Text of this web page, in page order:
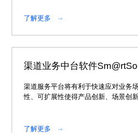
了解更多
渠道业务中台软件
渠道服务平台将有利于快速应对业务
性、可扩展性使得产品创新、场景创
了解更多